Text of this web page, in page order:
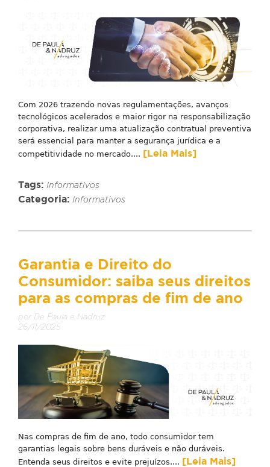
Com 2026 trazendo novas regulamentações, avanços
tecnológicos acelerados e maior rigor na responsabilização
corporativa, realizar uma atualização contratual preventiva
será essencial para manter a segurança jurídica e a
competitividade no mercado.... [Leia Mais]
Tags: Informativos
Categoria: Informativos
Garantia e Direito do
Consumidor: saiba seus direitos
para as compras de fim de ano
por De Paula e Nadruz
26/11/2025
Nas compras de fim de ano, todo consumidor tem
garantias legais sobre bens duráveis e não duráveis.
Entenda seus direitos e evite prejuízos.... [Leia Mais]